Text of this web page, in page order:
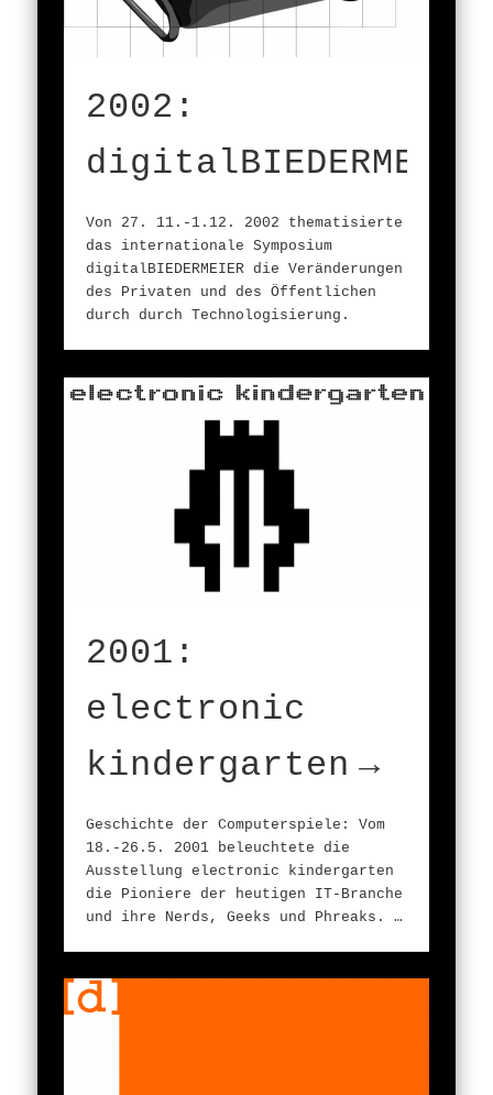
2002:
digitalBIEDERMEIER
Von 27. 11.-1.12. 2002 thematisierte
das internationale Symposium
digitalBIEDERMEIER die Veränderungen
des Privaten und des Öffentlichen
durch durch Technologisierung.
2001:
electronic
kindergarten
Geschichte der Computerspiele: Vom
18.-26.5. 2001 beleuchtete die
Ausstellung electronic kindergarten
die Pioniere der heutigen IT-Branche
und ihre Nerds, Geeks und Phreaks. …